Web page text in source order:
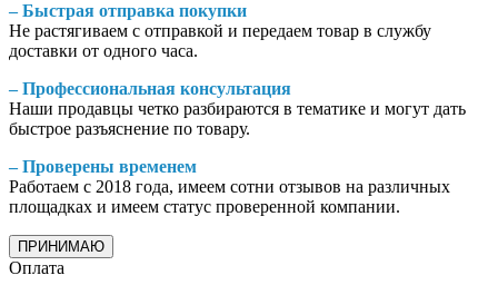
– Быстрая отправка покупки
Не растягиваем с отправкой и передаем товар в службу
доставки от одного часа.
– Профессиональная консультация
Наши продавцы четко разбираются в тематике и могут дать
быстрое разъяснение по товару.
– Проверены временем
Работаем с 2018 года, имеем сотни отзывов на различных
площадках и имеем статус проверенной компании.
ПРИНИМАЮ
Оплата